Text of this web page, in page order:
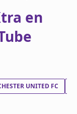
en
UNITED FC